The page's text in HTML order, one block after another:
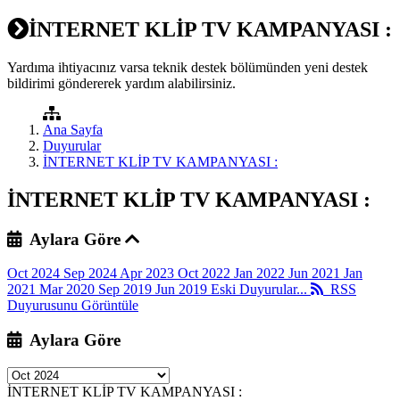
İNTERNET KLİP TV KAMPANYASI :
Yardıma ihtiyacınız varsa teknik destek bölümünden yeni destek
bildirimi göndererek yardım alabilirsiniz.
Ana Sayfa
Duyurular
İNTERNET KLİP TV KAMPANYASI :
İNTERNET KLİP TV KAMPANYASI :
Aylara Göre
Oct 2024 Sep 2024 Apr 2023 Oct 2022 Jan 2022 Jun 2021 Jan
2021 Mar 2020 Sep 2019 Jun 2019 Eski Duyurular...
RSS
Duyurusunu Görüntüle
Aylara Göre
İNTERNET KLİP TV KAMPANYASI :